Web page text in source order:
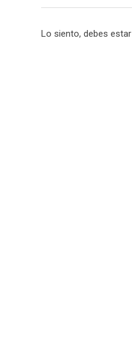
Lo siento, debes estar